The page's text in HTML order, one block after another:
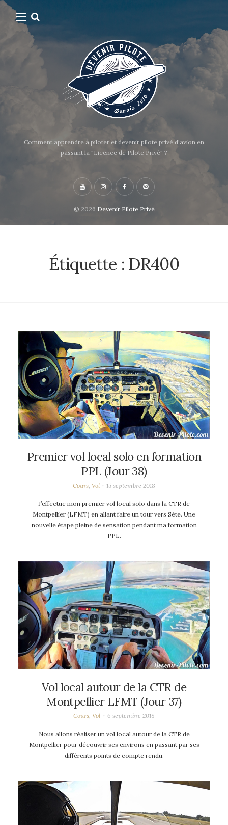
Comment apprendre à piloter et devenir pilote privé d'avion en
passant la "Licence de Pilote Privé" ?
© 2026 Devenir Pilote Privé
Étiquette : DR400
Premier vol local solo en formation
PPL (Jour 38)
Cours, Vol 15 septembre 2018
J’effectue mon premier vol local solo dans la CTR de
Montpellier (LFMT) en allant faire un tour vers Sète. Une
nouvelle étape pleine de sensation pendant ma formation
PPL.
Vol local autour de la CTR de
Montpellier LFMT (Jour 37)
Cours,Vol 6 septembre 2018
Nous allons réaliser un vol local autour de la CTR de
Montpellier pour découvrir ses environs en passant par ses
différents points de compte rendu.